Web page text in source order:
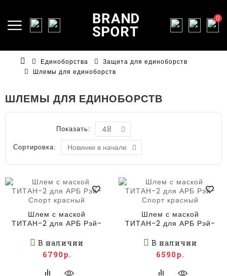
0
Единоборства
Защита для единоборств
Шлемы для единоборств
ШЛЕМЫ ДЛЯ ЕДИНОБОРСТВ
Показать:
Сортировка:
Шлем с маской
ТИТАН-2 для АРБ Рэй-
В наличии
6790р.
Шлем с маской
ТИТАН-2 для АРБ Рэй-
В наличии
6590р.